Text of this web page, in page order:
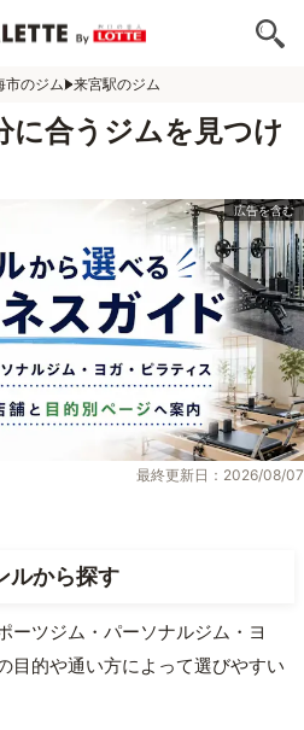
市のジム 来宮駅のジム
に合うジムを見つけ
最終更新日：2026/08/07
ルから探す
ーツジム・パーソナルジム・ヨ
目的や通い方によって選びやすい